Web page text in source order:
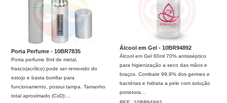
Porta Perfume - 10BR7835
Porta perfume 8ml de metal,
frasco(acrílico) pode ser removido do
estojo e basta borrifar para
funcionamento, possui tampa. Tamanho
total aproximado (CxD):...
Álcool em Gel - 10BR94892
Álcool em Gel 60ml 70% antisséptico
para higienização a seco das mãos e
braços. Combate 99,9% dos germes e
bactérias e hidrata a pele com solução
protetora...